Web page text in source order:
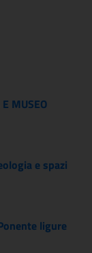
MUSEO
e spazi
ligure